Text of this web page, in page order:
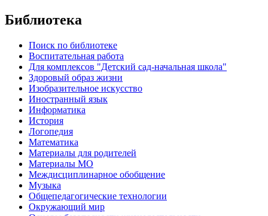
Библиотека
Поиск по библиотеке
Воспитательная работа
Для комплексов "Детский сад-начальная школа"
Здоровый образ жизни
Изобразительное искусство
Иностранный язык
Информатика
История
Логопедия
Математика
Материалы для родителей
Материалы МО
Междисциплинарное обобщение
Музыка
Общепедагогические технологии
Окружающий мир